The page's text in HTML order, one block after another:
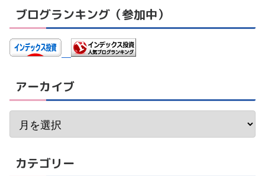
ブログランキング（参加中）
アーカイブ
カテゴリー